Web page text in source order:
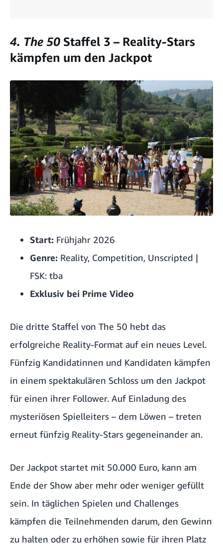
4. The 50 Staffel 3 – Reality-Stars
kämpfen um den Jackpot
Start: Frühjahr 2026
Genre: Reality, Competition, Unscripted |
FSK: tba
Exklusiv bei Prime Video
Die dritte Staffel von The 50 hebt das
erfolgreiche Reality-Format auf ein neues Level.
Fünfzig Kandidatinnen und Kandidaten kämpfen
in einem spektakulären Schloss um den Jackpot
für einen ihrer Follower. Auf Einladung des
mysteriösen Spielleiters – dem Löwen – treten
erneut fünfzig Reality-Stars gegeneinander an.
Der Jackpot startet mit 50.000 Euro, kann am
Ende der Show aber mehr oder weniger gefüllt
sein. In täglichen Spielen und Challenges
kämpfen die Teilnehmenden darum, den Gewinn
zu halten oder zu erhöhen sowie für ihren Platz